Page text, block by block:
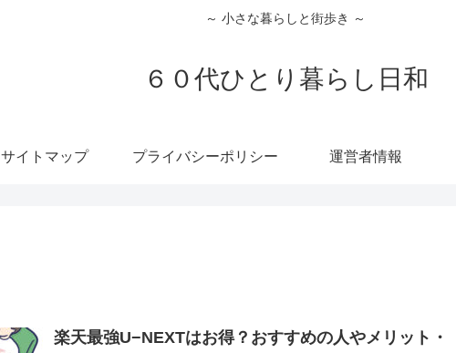
～ 小さな暮らしと街歩き ～
６０代ひとり暮らし日和
サイトマップ プライバシーポリシー 運営者情報
楽天最強U−NEXTはお得？おすすめの人やメリット・